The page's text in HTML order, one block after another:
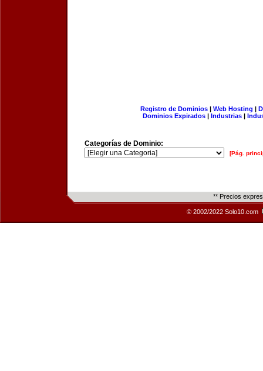
Registro de Dominios| Web Hosting |
Dominios Expirados | Industrias |
Categorías de Dominio:
[Pág.
** Precios
© 2002/2022 Solo10.com